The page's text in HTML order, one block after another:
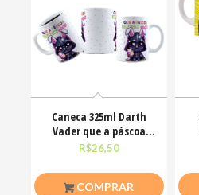
Caneca 325ml Darth
Vader que a páscoa
esteja com você
R$26,50
COMPRAR